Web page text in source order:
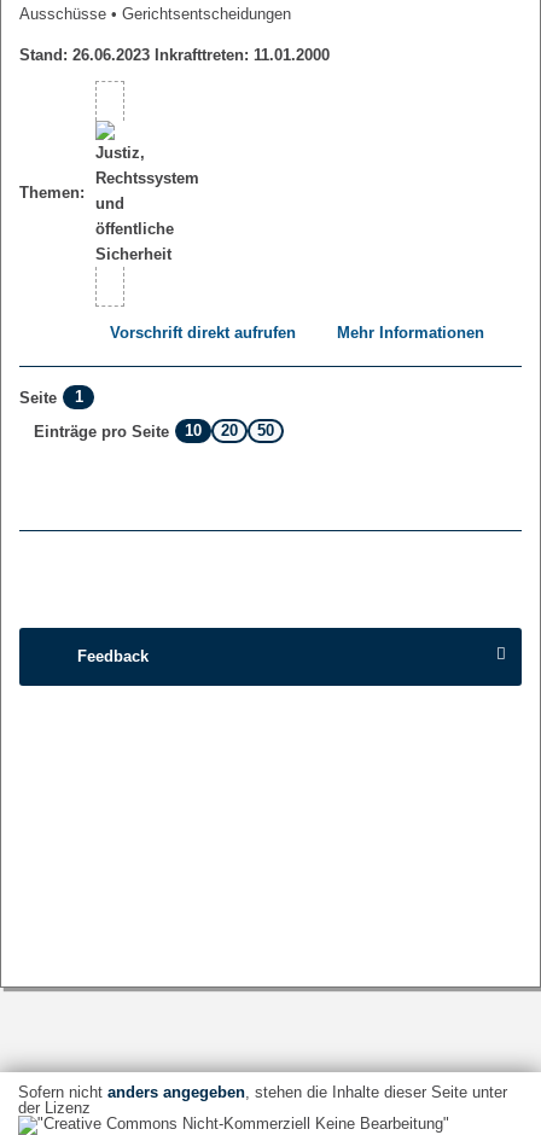
Ausschüsse • Gerichtsentscheidungen
Stand: 26.06.2023 Inkrafttreten: 11.01.2000
Themen:
Vorschrift direkt aufrufen Mehr Informationen
Seite
1
Einträge pro Seite
10 20 50
Feedback
Sofern nicht anders angegeben, stehen die Inhalte dieser Seite unter
der Lizenz